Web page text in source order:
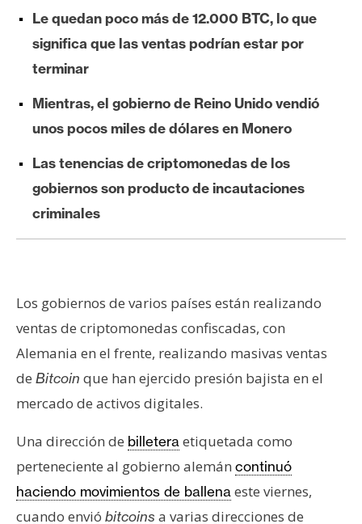
I
A
A
n
l
i
s
N
o
a
s
d
P
r
e
n
Le quedan poco más de 12.000 BTC, lo que
significa que las ventas podrían estar por
terminar
Mientras, el gobierno de Reino Unido vendió
unos pocos miles de dólares en Monero
Las tenencias de criptomonedas de los
gobiernos son producto de incautaciones
criminales
Los gobiernos de varios países están realizando
ventas de criptomonedas confiscadas, con
Alemania en el frente, realizando masivas ventas
de Bitcoin que han ejercido presión bajista en el
mercado de activos digitales.
Una dirección de billetera etiquetada como
perteneciente al gobierno alemán continuó
haciendo movimientos de ballena este viernes,
cuando envió bitcoins a varias direcciones de